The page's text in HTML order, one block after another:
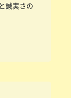
誠実さの